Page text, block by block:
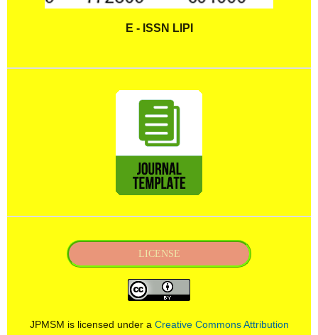
E - ISSN LIPI
LICENSE
JPMSM is licensed under a Creative Commons Attribution